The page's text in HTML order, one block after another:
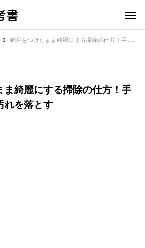
書
網戸をつけたまま綺麗にする掃除の仕方！手間をかけずに汚れを落とす
ま綺麗にする掃除の仕方！手
れを落とす